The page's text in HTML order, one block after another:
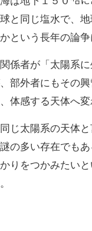
と同じ塩水で、
という長年の論争
係者が「太陽系に
部外者にもその
体感する天体へ変
じ太陽系の天体と
の多い存在でも
りをつかみたい